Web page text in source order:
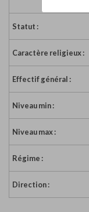
Statut :
Caractère religieux :
Effectif général :
Niveau min :
Niveau max :
Régime :
Direction :